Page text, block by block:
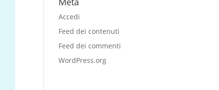
Accedi
Feed dei contenuti
Feed dei commenti
WordPress.org